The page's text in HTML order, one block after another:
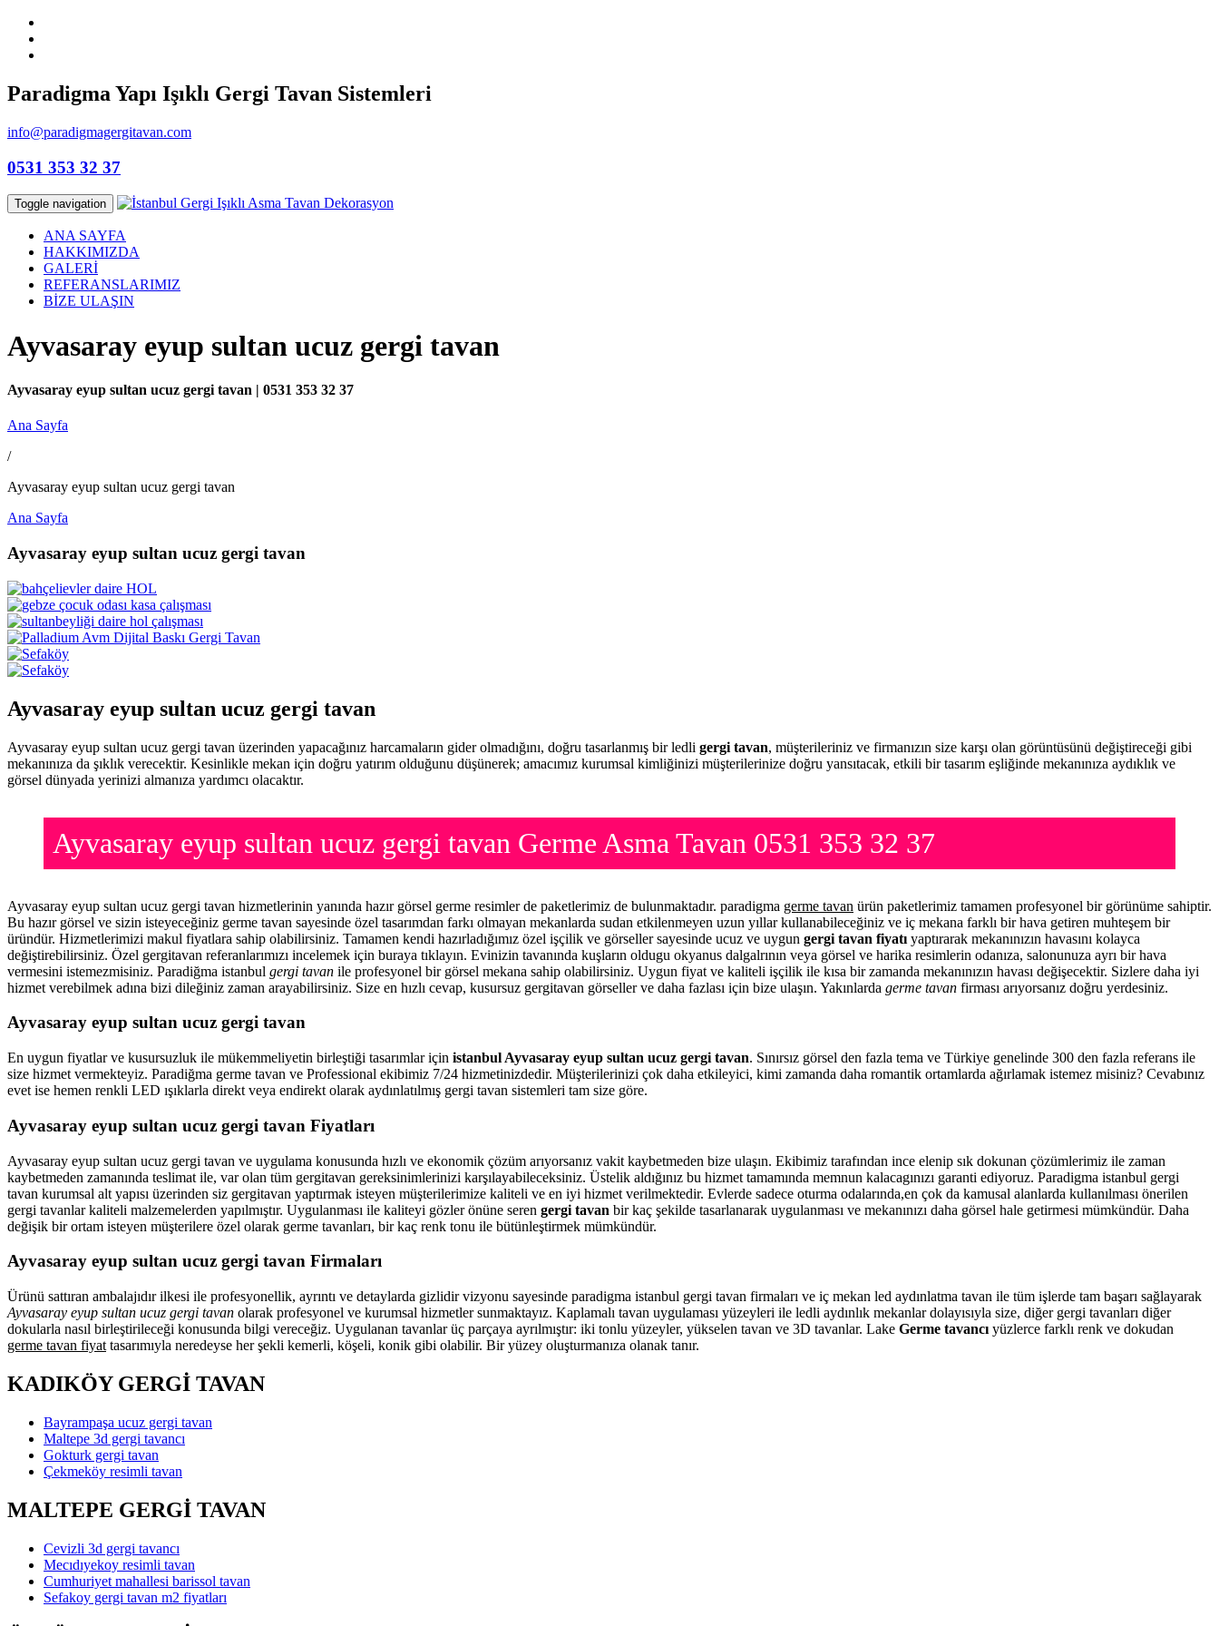
Paradigma Yapı Işıklı Gergi Tavan Sistemleri
info@paradigmagergitavan.com
0531 353 32 37
Toggle navigation
ANA SAYFA
HAKKIMIZDA
GALERİ
REFERANSLARIMIZ
BİZE ULAŞIN
Ayvasaray eyup sultan ucuz gergi tavan
Ayvasaray eyup sultan ucuz gergi tavan | 0531 353 32 37
Ana Sayfa
/
Ayvasaray eyup sultan ucuz gergi tavan
Ana Sayfa
Ayvasaray eyup sultan ucuz gergi tavan
Ayvasaray eyup sultan ucuz gergi tavan
Ayvasaray eyup sultan ucuz gergi tavan üzerinden yapacağınız harcamaların gider olmadığını, doğru tasarlanmış bir ledli gergi tavan, müşterileriniz ve firmanızın size karşı olan görüntüsünü değiştireceği gibi
mekanınıza da şıklık verecektir. Kesinlikle mekan için doğru yatırım olduğunu düşünerek; amacımız kurumsal kimliğinizi müşterilerinize doğru yansıtacak, etkili bir tasarım eşliğinde mekanınıza aydıklık ve
görsel dünyada yerinizi almanıza yardımcı olacaktır.
Ayvasaray eyup sultan ucuz gergi tavan Germe Asma Tavan 0531 353 32 37
Ayvasaray eyup sultan ucuz gergi tavan hizmetlerinin yanında hazır görsel germe resimler de paketlerimiz de bulunmaktadır. paradigma germe tavan ürün paketlerimiz tamamen profesyonel bir görünüme sahiptir.
Bu hazır görsel ve sizin isteyeceğiniz germe tavan sayesinde özel tasarımdan farkı olmayan mekanlarda sudan etkilenmeyen uzun yıllar kullanabileceğiniz ve iç mekana farklı bir hava getiren muhteşem bir
üründür. Hizmetlerimizi makul fiyatlara sahip olabilirsiniz. Tamamen kendi hazırladığımız özel işçilik ve görseller sayesinde ucuz ve uygun gergi tavan fiyatı yaptırarak mekanınızın havasını kolayca
değiştirebilirsiniz. Özel gergitavan referanlarımızı incelemek için buraya tıklayın. Evinizin tavanında kuşların oldugu okyanus dalgalrının veya görsel ve harika resimlerin odanıza, salonunuza ayrı bir hava
vermesini istemezmisiniz. Paradiğma istanbul gergi tavan ile profesyonel bir görsel mekana sahip olabilirsiniz. Uygun fiyat ve kaliteli işçilik ile kısa bir zamanda mekanınızın havası değişecektir. Sizlere daha iyi
hizmet verebilmek adına bizi dileğiniz zaman arayabilirsiniz. Size en hızlı cevap, kusursuz gergitavan görseller ve daha fazlası için bize ulaşın. Yakınlarda germe tavan firması arıyorsanız doğru yerdesiniz.
Ayvasaray eyup sultan ucuz gergi tavan
En uygun fiyatlar ve kusursuzluk ile mükemmeliyetin birleştiği tasarımlar için istanbul Ayvasaray eyup sultan ucuz gergi tavan. Sınırsız görsel den fazla tema ve Türkiye genelinde 300 den fazla referans ile
size hizmet vermekteyiz. Paradiğma germe tavan ve Professional ekibimiz 7/24 hizmetinizdedir. Müşterilerinizi çok daha etkileyici, kimi zamanda daha romantik ortamlarda ağırlamak istemez misiniz? Cevabınız
evet ise hemen renkli LED ışıklarla direkt veya endirekt olarak aydınlatılmış gergi tavan sistemleri tam size göre.
Ayvasaray eyup sultan ucuz gergi tavan Fiyatları
Ayvasaray eyup sultan ucuz gergi tavan ve uygulama konusunda hızlı ve ekonomik çözüm arıyorsanız vakit kaybetmeden bize ulaşın. Ekibimiz tarafından ince elenip sık dokunan çözümlerimiz ile zaman
kaybetmeden zamanında teslimat ile, var olan tüm gergitavan gereksinimlerinizi karşılayabileceksiniz. Üstelik aldığınız bu hizmet tamamında memnun kalacagınızı garanti ediyoruz. Paradigma istanbul gergi
tavan kurumsal alt yapısı üzerinden siz gergitavan yaptırmak isteyen müşterilerimize kaliteli ve en iyi hizmet verilmektedir. Evlerde sadece oturma odalarında,en çok da kamusal alanlarda kullanılması önerilen
gergi tavanlar kaliteli malzemelerden yapılmıştır. Uygulanması ile kaliteyi gözler önüne seren gergi tavan bir kaç şekilde tasarlanarak uygulanması ve mekanınızı daha görsel hale getirmesi mümkündür. Daha
değişik bir ortam isteyen müşterilere özel olarak germe tavanları, bir kaç renk tonu ile bütünleştirmek mümkündür.
Ayvasaray eyup sultan ucuz gergi tavan Firmaları
Ürünü sattıran ambalajıdır ilkesi ile profesyonellik, ayrıntı ve detaylarda gizlidir vizyonu sayesinde paradigma istanbul gergi tavan firmaları ve iç mekan led aydınlatma tavan ile tüm işlerde tam başarı sağlayarak
Ayvasaray eyup sultan ucuz gergi tavan olarak profesyonel ve kurumsal hizmetler sunmaktayız. Kaplamalı tavan uygulaması yüzeyleri ile ledli aydınlık mekanlar dolayısıyla size, diğer gergi tavanları diğer
dokularla nasıl birleştirileceği konusunda bilgi vereceğiz. Uygulanan tavanlar üç parçaya ayrılmıştır: iki tonlu yüzeyler, yükselen tavan ve 3D tavanlar. Lake Germe tavancı yüzlerce farklı renk ve dokudan
germe tavan fiyat tasarımıyla neredeyse her şekli kemerli, köşeli, konik gibi olabilir. Bir yüzey oluşturmanıza olanak tanır.
KADIKÖY GERGİ TAVAN
Bayrampaşa ucuz gergi tavan
Maltepe 3d gergi tavancı
Gokturk gergi tavan
Çekmeköy resimli tavan
MALTEPE GERGİ TAVAN
Cevizli 3d gergi tavancı
Mecıdıyekoy resimli tavan
Cumhuriyet mahallesi barissol tavan
Sefakoy gergi tavan m2 fiyatları